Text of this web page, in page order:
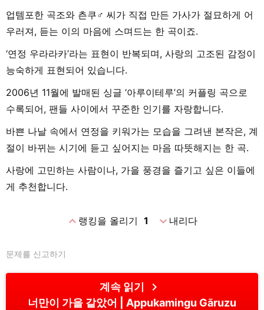
업템포한 곡조와 츤쿠♂ 씨가 직접 만든 가사가 절묘하게 어
우러져, 듣는 이의 마음에 스며드는 한 곡이죠.
‘연정 우라라카’라는 표현이 반복되며, 사랑의 고조된 감정이
능숙하게 표현되어 있습니다.
2006년 11월에 발매된 싱글 ‘아루이테루’의 커플링 곡으로
수록되어, 팬들 사이에서 꾸준한 인기를 자랑합니다.
바쁜 나날 속에서 연정을 키워가는 모습을 그려낸 본작은, 계
절이 바뀌는 시기에 듣고 싶어지는 마음 따뜻해지는 한 곡.
사랑에 고민하는 사람이나, 가을 풍경을 즐기고 싶은 이들에
게 추천합니다.
expand_less랭킹을 올리기 1 expand_more내리다
문제를 신고하기
계속 읽기 chevron_right
너만이 가을 같았어
Appukamingu Gāruzu